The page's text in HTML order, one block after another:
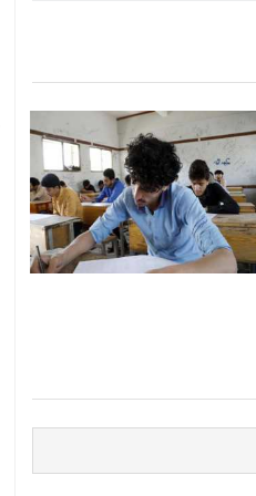
قضية ساخنة
08 اغسطس, 2026
الابتزاز بالتصعيد... ذهنية الحوثي
من داخل الأزمة